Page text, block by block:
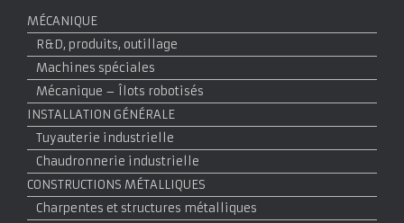
MÉCANIQUE
R&D, produits, outillage
Machines spéciales
Mécanique – Îlots robotisés
INSTALLATION GÉNÉRALE
Tuyauterie industrielle
Chaudronnerie industrielle
CONSTRUCTIONS MÉTALLIQUES
Charpentes et structures métalliques